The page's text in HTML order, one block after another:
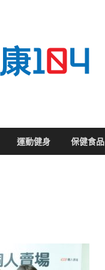
運動健身 保健食品